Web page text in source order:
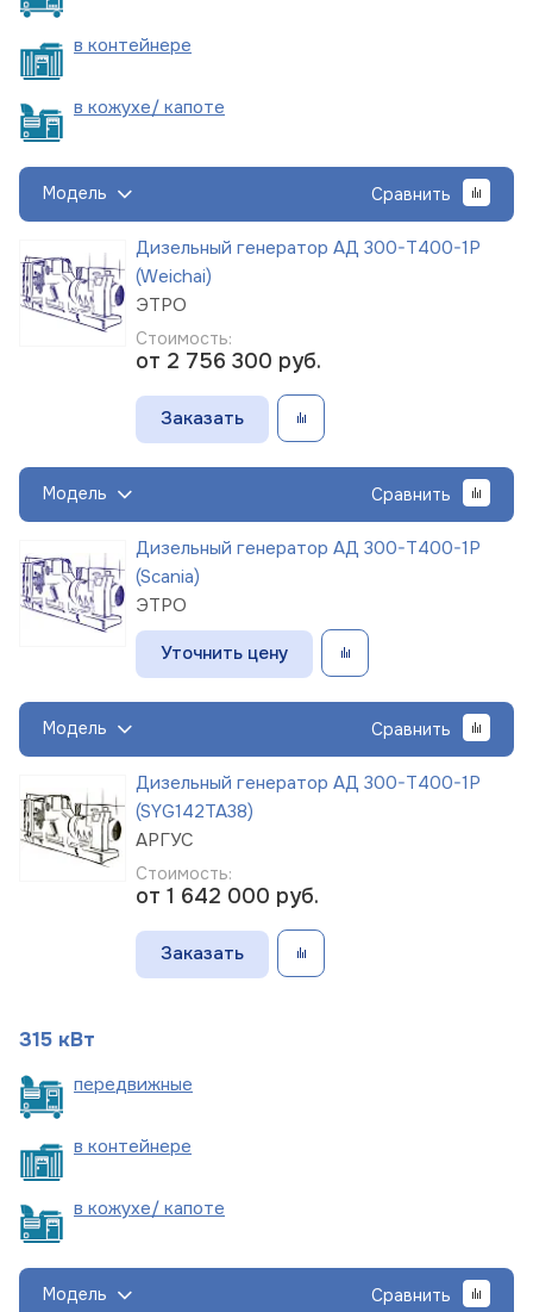
в контейнере
в кожухе/ капоте
Модель Сравнить
Дизельный генератор АД 300-Т400-1Р
(Weichai)
ЭТРО
Стоимость:
от 2 756 300 руб.
Заказать
Модель Сравнить
Дизельный генератор АД 300-Т400-1Р
(Scania)
ЭТРО
Уточнить цену
Модель Сравнить
Дизельный генератор АД 300-Т400-1Р
(SYG142TA38)
АРГУС
Стоимость:
от 1 642 000 руб.
Заказать
315 кВт
передвижные
в контейнере
в кожухе/ капоте
Модель Сравнить